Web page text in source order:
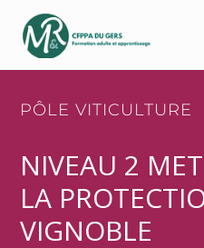
contenu
PÔLE VITICULTURE
NIVEAU 2
LA
VIGNOBLE